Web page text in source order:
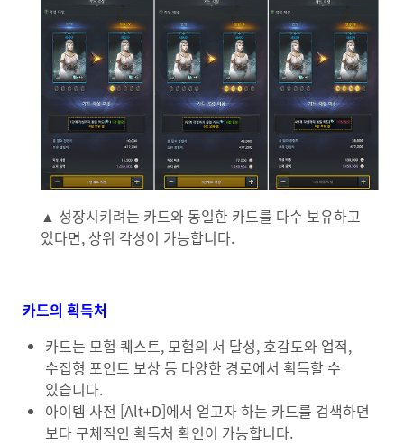
▲ 성장시키려는 카드와 동일한 카드를 다수 보유하고
있다면, 상위 각성이 가능합니다.
카드의 획득처
카드는 모험 퀘스트, 모험의 서 달성, 호감도와 업적,
수집형 포인트 보상 등 다양한 경로에서 획득할 수
있습니다.
아이템 사전 [Alt+D]에서 얻고자 하는 카드를 검색하면
보다 구체적인 획득처 확인이 가능합니다.